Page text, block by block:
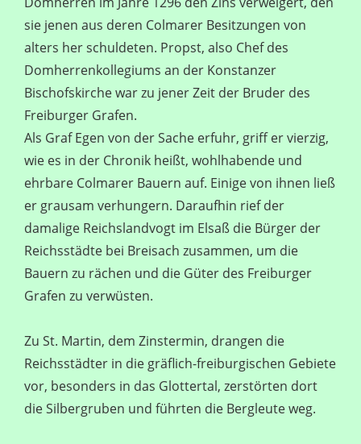
sie jenen aus deren Colmarer Besitzungen von
alters her schuldeten. Propst, also Chef des
Domherrenkollegiums an der Konstanzer
Bischofskirche war zu jener Zeit der Bruder des
Freiburger Grafen.
Als Graf Egen von der Sache erfuhr, griff er vierzig,
wie es in der Chronik heißt, wohlhabende und
ehrbare Colmarer Bauern auf. Einige von ihnen ließ
er grausam verhungern. Daraufhin rief der
damalige Reichslandvogt im Elsaß die Bürger der
Reichsstädte bei Breisach zusammen, um die
Bauern zu rächen und die Güter des Freiburger
Grafen zu verwüsten.
Zu St. Martin, dem Zinstermin, drangen die
Reichsstädter in die gräflich-freiburgischen Gebiete
vor, besonders in das Glottertal, zerstörten dort
die Silbergruben und führten die Bergleute weg.